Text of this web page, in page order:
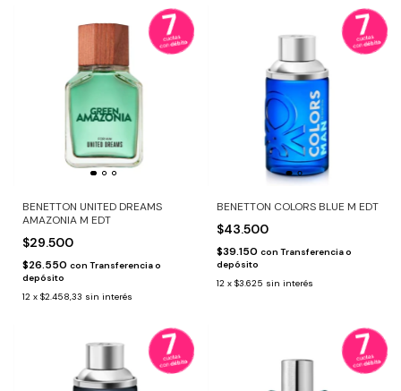
BENETTON UNITED DREAMS
AMAZONIA M EDT
$29.500
$26.550 con Transferencia o
depósito
12 x $2.458,33 sin interés
BENETTON COLORS BLUE M EDT
$43.500
$39.150 con Transferencia o
depósito
12 x $3.625 sin interés